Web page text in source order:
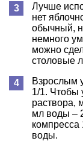
Лучше
нет
обычный,
немного
можно
столовые
Взрослым
1/1. Чтобы
раствора,
мл воды –
компресса
воды.